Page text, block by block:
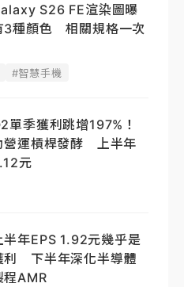
S26 FE渲染圖曝
3種顏色 相關規格一次
#智慧手機
單季獲利跳增197%！
營運槓桿發酵 上半年
元
半年EPS 1.92元幾乎是
利 下半年深化半導體
程AMR